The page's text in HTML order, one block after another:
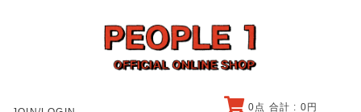
0 点 合計 : 0円